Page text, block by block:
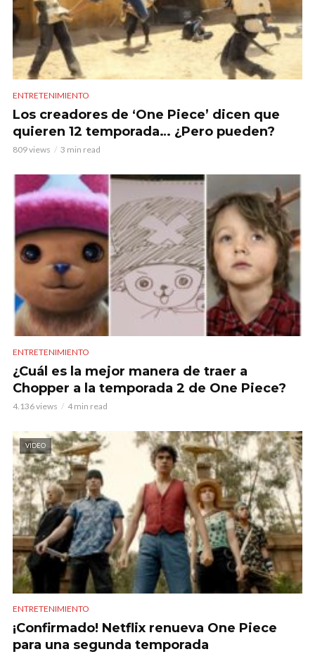
ENTRETENIMIENTO
Los creadores de ‘One Piece’ dicen que
quieren 12 temporada… ¿Pero pueden?
809 views 3 min read
ENTRETENIMIENTO
¿Cuál es la mejor manera de traer a
Chopper a la temporada 2 de One Piece?
4.136 views 4 min read
VIDEO
ENTRETENIMIENTO
¡Confirmado! Netflix renueva One Piece
para una segunda temporada